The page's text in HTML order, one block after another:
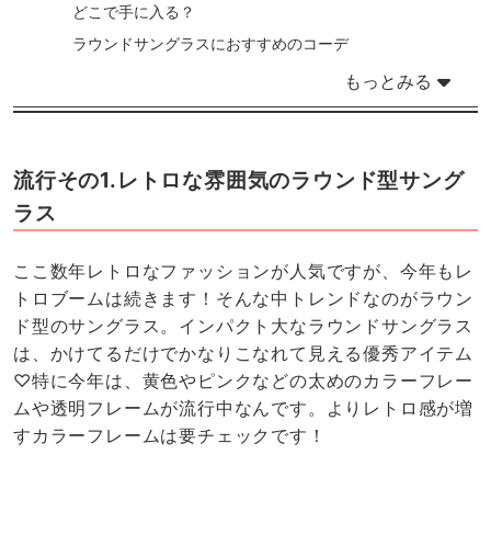
どこで手に入る？
ラウンドサングラスにおすすめのコーデ
もっとみる
流行その1.レトロな雰囲気のラウンド型サング
ラス
ここ数年レトロなファッションが人気ですが、今年もレ
トロブームは続きます！そんな中トレンドなのがラウン
ド型のサングラス。インパクト大なラウンドサングラス
は、かけてるだけでかなりこなれて見える優秀アイテム
♡特に今年は、黄色やピンクなどの太めのカラーフレー
ムや透明フレームが流行中なんです。よりレトロ感が増
すカラーフレームは要チェックです！